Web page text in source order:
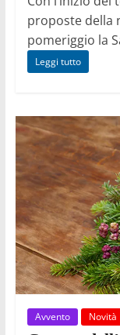
proposte della
pomeriggio la
Leggi tutto
Avvento Novità